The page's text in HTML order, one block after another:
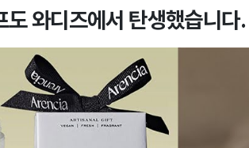
도 와디즈에서 탄생했습니다.